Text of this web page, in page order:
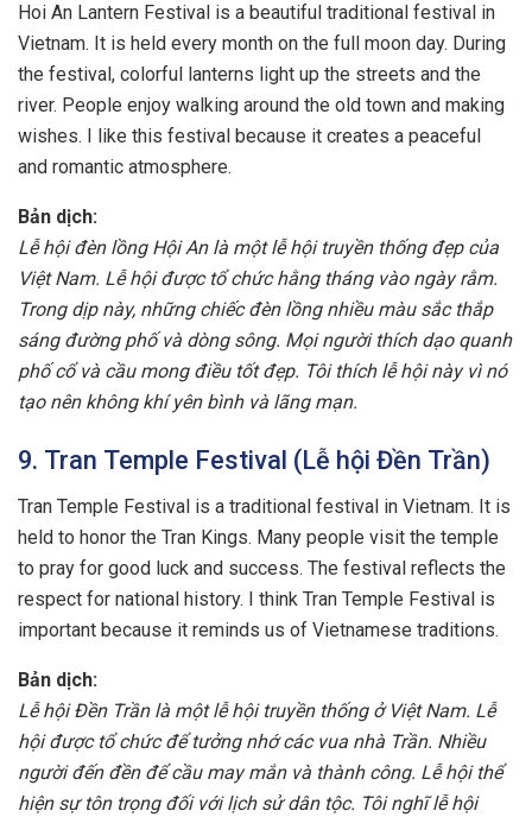
Hoi An Lantern Festival is a beautiful traditional festival in
Vietnam. It is held every month on the full moon day. During
the festival, colorful lanterns light up the streets and the
river. People enjoy walking around the old town and making
wishes. I like this festival because it creates a peaceful
and romantic atmosphere.
Bản dịch:
Lễ hội đèn lồng Hội An là một lễ hội truyền thống đẹp của
Việt Nam. Lễ hội được tổ chức hằng tháng vào ngày rằm.
Trong dịp này, những chiếc đèn lồng nhiều màu sắc thắp
sáng đường phố và dòng sông. Mọi người thích dạo quanh
phố cổ và cầu mong điều tốt đẹp. Tôi thích lễ hội này vì nó
tạo nên không khí yên bình và lãng mạn.
9. Tran Temple Festival (Lễ hội Đền Trần)
Tran Temple Festival is a traditional festival in Vietnam. It is
held to honor the Tran Kings. Many people visit the temple
to pray for good luck and success. The festival reflects the
respect for national history. I think Tran Temple Festival is
important because it reminds us of Vietnamese traditions.
Bản dịch:
Lễ hội Đền Trần là một lễ hội truyền thống ở Việt Nam. Lễ
hội được tổ chức để tưởng nhớ các vua nhà Trần. Nhiều
người đến đền để cầu may mắn và thành công. Lễ hội thể
hiện sự tôn trọng đối với lịch sử dân tộc. Tôi nghĩ lễ hội